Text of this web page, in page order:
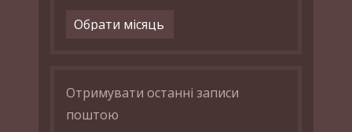
Архіви
Отримувати останні записи
поштою